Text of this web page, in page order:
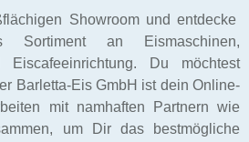
Showroom und entdecke
Sortiment an Eismaschinen,
Eiscafeeinrichtung. Du möchtest
Barletta-Eis GmbH ist dein Online-
mit namhaften Partnern wie
um Dir das bestmögliche